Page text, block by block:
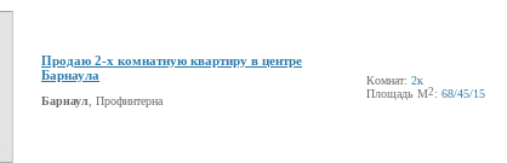
Продаю 2-х комнатную квартиру в центре
Барнаула
Барнаул , Профинтерна
Комнат: 2к
Площадь М2 : 68/45/15